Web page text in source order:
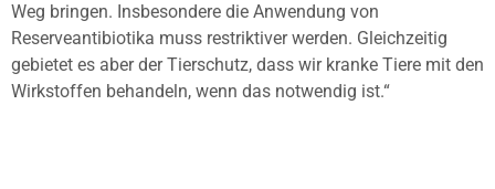
Weg bringen. Insbesondere die Anwendung von
Reserveantibiotika muss restriktiver werden. Gleichzeitig
gebietet es aber der Tierschutz, dass wir kranke Tiere mit den
Wirkstoffen behandeln, wenn das notwendig ist.“